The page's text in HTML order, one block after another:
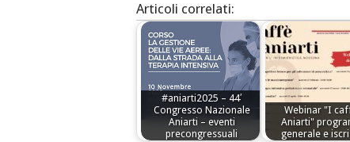
Articoli correlati:
#aniarti2025 – 44′
Congresso Nazionale
Aniarti – eventi
precongressuali
Webinar "I
Aniarti"
generale e